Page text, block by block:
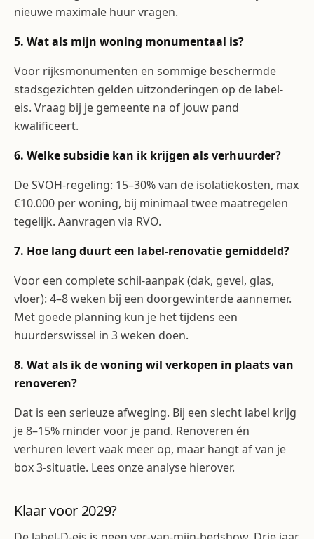
nieuwe maximale huur vragen.
5. Wat als mijn woning monumentaal is?
Voor rijksmonumenten en sommige beschermde
stadsgezichten gelden uitzonderingen op de label-
eis. Vraag bij je gemeente na of jouw pand
kwalificeert.
6. Welke subsidie kan ik krijgen als verhuurder?
De SVOH-regeling: 15–30% van de isolatiekosten, max
€10.000 per woning, bij minimaal twee maatregelen
tegelijk. Aanvragen via RVO.
7. Hoe lang duurt een label-renovatie gemiddeld?
Voor een complete schil-aanpak (dak, gevel, glas,
vloer): 4–8 weken bij een doorgewinterde aannemer.
Met goede planning kun je het tijdens een
huurderswissel in 3 weken doen.
8. Wat als ik de woning wil verkopen in plaats van
renoveren?
Dat is een serieuze afweging. Bij een slecht label krijg
je 8–15% minder voor je pand. Renoveren én
verhuren levert vaak meer op, maar hangt af van je
box 3-situatie. Lees onze analyse hierover.
Klaar voor 2029?